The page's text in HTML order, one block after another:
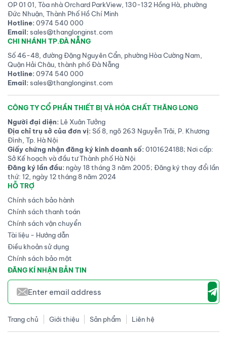
OP 01 01, Tòa nhà Orchard ParkView, 130-132 Hồng Hà, phường
Đức Nhuận, Thành Phố Hồ Chí Minh
Hotline:0974 540 000
Email:sales@thanglonginst.com
CHI NHÁNH TP.ĐÀ NẴNG
Số 46-48, đường Đặng Nguyên Cẩn, phường Hòa Cường Nam,
Quận Hải Châu, thành phố Đà Nẵng
Hotline:0974 540 000
Email:sales@thanglonginst.com
CÔNG TY CỔ PHẦN THIẾT BỊ VÀ HÓA CHẤT THĂNG LONG
Người đại diện: Lê Xuân Tưởng
Địa chỉ trụ sở của đơn vị:Số 8, ngõ 263 Nguyễn Trãi, P. Khương
Đình, Tp. Hà Nội
Giấy chứng nhận đăng ký kinh doanh số:0101624188; Nơi cấp:
Sở Kế hoạch và đầu tư Thành phố Hà Nội
Đăng ký lần đầu: ngày 18 tháng 3 năm 2005; Đăng ký thay đổi lần
thứ: 12, ngày 12 tháng 8 năm 2024
HỖ TRỢ
Chính sách bảo hành
Chính sách thanh toán
Chính sách vận chuyển
Tài liệu - Hướng dẫn
Điều khoản sử dụng
Chính sách bảo mật
ĐĂNG KÍ NHẬN BẢN TIN
Trang chủ Giới thiệu Sản phẩm Liên hệ